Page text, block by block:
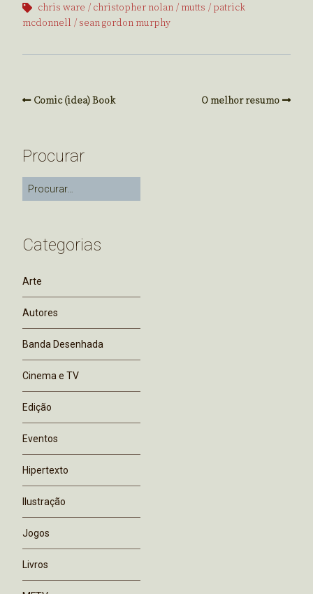
chris ware
christopher nolan mutts
patrick
mcdonnell
sean gordon murphy
Comic (idea) Book O melhor resumo
Procurar
Categorias
Arte
Autores
Banda Desenhada
Cinema e TV
Edição
Eventos
Hipertexto
Ilustração
Jogos
Livros